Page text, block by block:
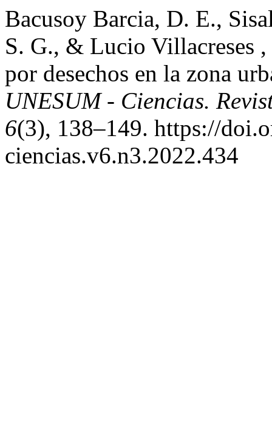
Bacusoy Barcia, D. E.,
S. G., & Lucio Villacreses
por desechos en la zona
UNESUM - Ciencias.
6(3), 138–149. https://
ciencias.v6.n3.2022.434